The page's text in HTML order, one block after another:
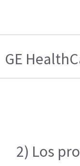
GE
2) Los